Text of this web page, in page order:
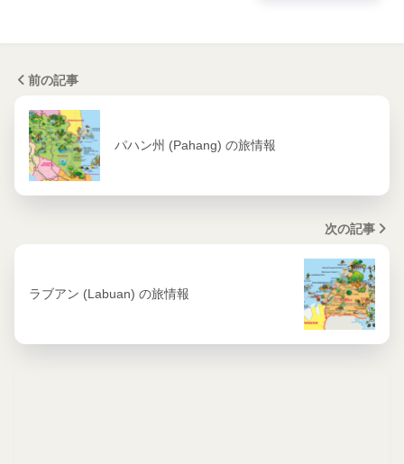
前の記事
パハン州 (Pahang) の旅情報
次の記事
ラブアン (Labuan) の旅情報